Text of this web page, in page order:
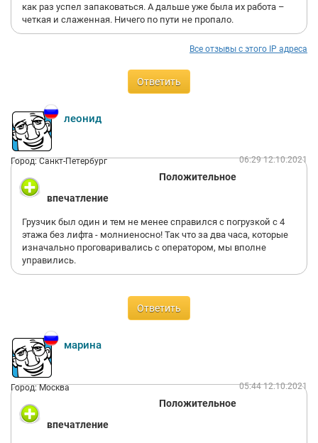
как раз успел запаковаться. А дальше уже была их работа –
четкая и слаженная. Ничего по пути не пропало.
Все отзывы с этого IP адреса
Ответить
леонид
Город: Санкт-Петербург 06:29 12.10.2021
Положительное
впечатление
Грузчик был один и тем не менее справился с погрузкой с 4
этажа без лифта - молниеносно! Так что за два часа, которые
изначально проговаривались с оператором, мы вполне
управились.
Ответить
марина
Город: Москва 05:44 12.10.2021
Положительное
впечатление